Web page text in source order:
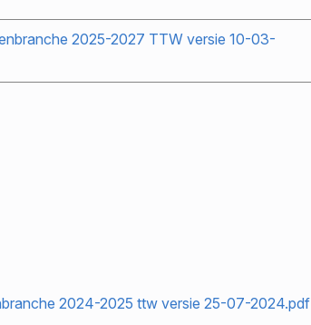
2025-2027 TTW versie 10-03-
2024-2025 ttw versie 25-07-2024.pdf